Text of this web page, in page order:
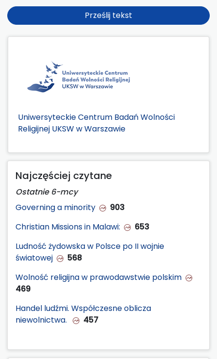
Prześlij tekst
Uniwersyteckie Centrum Badań Wolności
Religijnej UKSW w Warszawie
Najczęściej czytane
Ostatnie 6-mcy
Governing a minority
903
Christian Missions in Malawi:
653
Ludność żydowska w Polsce po II wojnie
światowej
568
Wolność religijna w prawodawstwie polskim
469
Handel ludźmi. Współczesne oblicza
niewolnictwa.
457